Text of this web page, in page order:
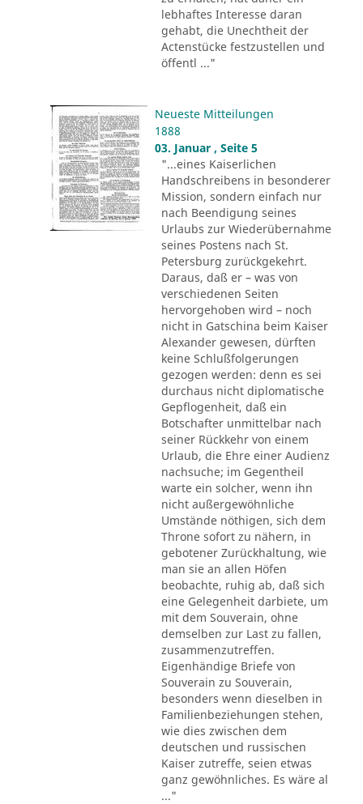
lebhaftes Interesse daran
gehabt, die Unechtheit der
Actenstücke festzustellen und
öffentl ..."
Neueste Mitteilungen
1888
03. Januar , Seite 5
"...eines Kaiserlichen
Handschreibens in besonderer
Mission, sondern einfach nur
nach Beendigung seines
Urlaubs zur Wiederübernahme
seines Postens nach St.
Petersburg zurückgekehrt.
Daraus, daß er – was von
verschiedenen Seiten
hervorgehoben wird – noch
nicht in Gatschina beim Kaiser
Alexander gewesen, dürften
keine Schlußfolgerungen
gezogen werden: denn es sei
durchaus nicht diplomatische
Gepflogenheit, daß ein
Botschafter unmittelbar nach
seiner Rückkehr von einem
Urlaub, die Ehre einer Audienz
nachsuche; im Gegentheil
warte ein solcher, wenn ihn
nicht außergewöhnliche
Umstände nöthigen, sich dem
Throne sofort zu nähern, in
gebotener Zurückhaltung, wie
man sie an allen Höfen
beobachte, ruhig ab, daß sich
eine Gelegenheit darbiete, um
mit dem Souverain, ohne
demselben zur Last zu fallen,
zusammenzutreffen.
Eigenhändige Briefe von
Souverain zu Souverain,
besonders wenn dieselben in
Familienbeziehungen stehen,
wie dies zwischen dem
deutschen und russischen
Kaiser zutreffe, seien etwas
ganz gewöhnliches. Es wäre al
..."